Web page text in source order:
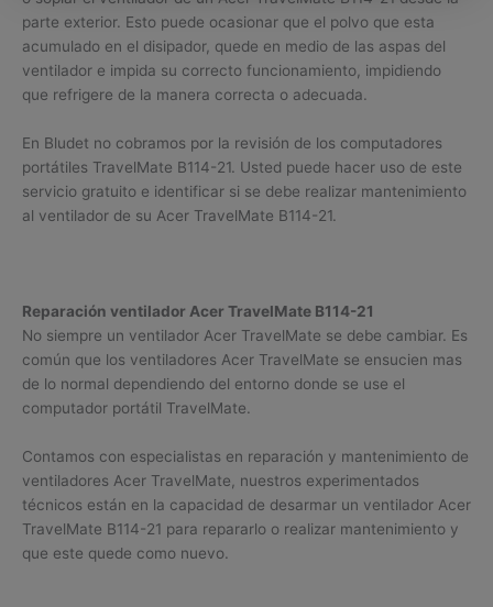
parte exterior. Esto puede ocasionar que el polvo que esta
acumulado en el disipador, quede en medio de las aspas del
ventilador e impida su correcto funcionamiento, impidiendo
que refrigere de la manera correcta o adecuada.
En Bludet no cobramos por la revisión de los computadores
portátiles TravelMate B114-21. Usted puede hacer uso de este
servicio gratuito e identificar si se debe realizar mantenimiento
al ventilador de su Acer TravelMate B114-21.
Reparación ventilador Acer TravelMate B114-21
No siempre un ventilador Acer TravelMate se debe cambiar. Es
común que los ventiladores Acer TravelMate se ensucien mas
de lo normal dependiendo del entorno donde se use el
computador portátil TravelMate.
Contamos con especialistas en reparación y mantenimiento de
ventiladores Acer TravelMate, nuestros experimentados
técnicos están en la capacidad de desarmar un ventilador Acer
TravelMate B114-21 para repararlo o realizar mantenimiento y
que este quede como nuevo.